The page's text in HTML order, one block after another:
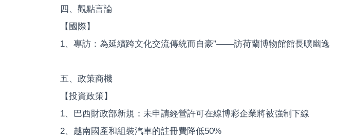
四、觀點言論
【國際】
1、專訪：為延續跨文化交流傳統而自豪”——訪荷蘭博物館館長曠幽逸
五、政策商機
【投資政策】
1、巴西財政部新規：未申請經營許可在線博彩企業將被強制下線
2、越南國產和組裝汽車的註冊費降低50%